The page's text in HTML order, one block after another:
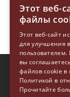
Этот веб-
файлы
Этот веб-сайт
для улучшения
пользователем.
вы
файлов cookie в
Политикой в
Прочитайте